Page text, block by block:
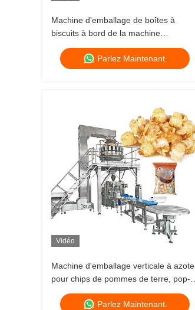
Machine d'emballage de boîtes à
biscuits à bord de la machine
d'emballage des biscuits
Parlez Maintenant.
Vidéo
Machine d'emballage verticale à azote
pour chips de pommes de terre, pop-
corn et crevettes, entièrement
automatique Parlez Maintenant.